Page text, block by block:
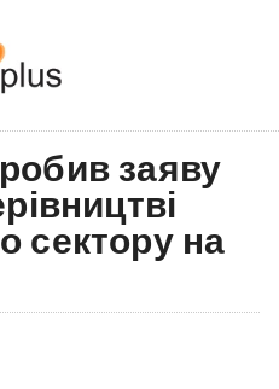
заяву
сектору на